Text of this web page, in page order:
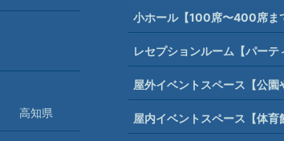
高知県
小ホール【100席〜400席ま
レセプションルーム【パー
屋外イベントスペース【公
屋内イベントスペース【体